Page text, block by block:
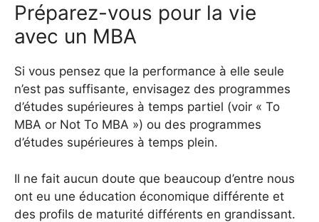
Préparez-vous pour la vie
avec un MBA
Si vous pensez que la performance à elle seule
n’est pas suffisante, envisagez des programmes
d’études supérieures à temps partiel (voir « To
MBA or Not To MBA ») ou des programmes
d’études supérieures à temps plein.
Il ne fait aucun doute que beaucoup d’entre nous
ont eu une éducation économique différente et
des profils de maturité différents en grandissant.